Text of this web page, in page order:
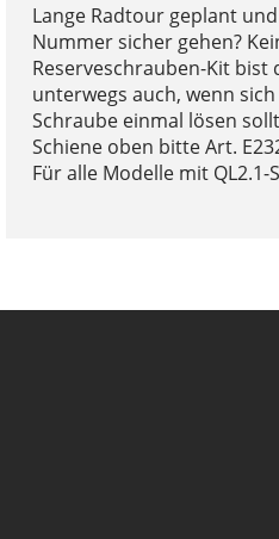
Lange Radtour geplant
Nummer sicher gehen?
Reserveschrauben-Kit
unterwegs auch, wenn
Schraube einmal lösen
Schiene oben bitte Art.
Für alle Modelle mit QL2.1-